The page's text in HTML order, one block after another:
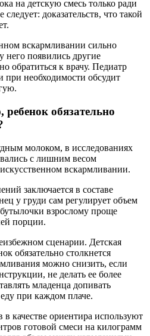
на детскую смесь только ради
доказательств, что такой
вскармливании сильно
него появились другие
обратиться к врачу. Педиатр
необходимости обсудит
обязательно
молоком, в исследованиях
с лишним весом
вскармливании.
заключается в составе
у груди сам регулирует объем
взрослому проще
порции.
сценарии. Детская
обязательно столкнется
можно снизить, если
не делать ее более
младенца допивать
при каждом плаче.
качестве ориентира используют
готовой смеси на килограмм